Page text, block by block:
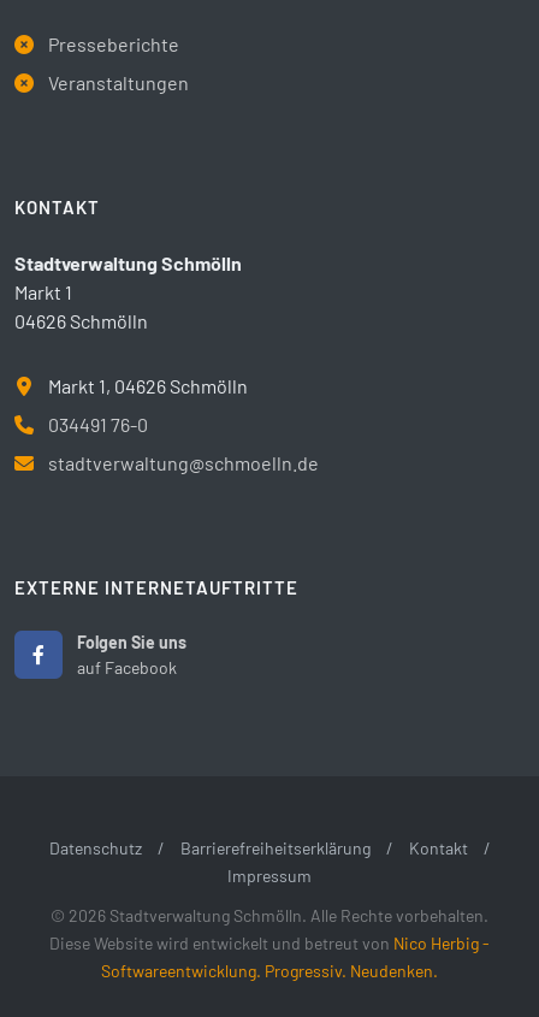
Presseberichte
Veranstaltungen
KONTAKT
Stadtverwaltung Schmölln
Markt 1
04626 Schmölln
Markt 1, 04626 Schmölln
034491 76-0
stadtverwaltung@schmoelln.de
EXTERNE INTERNETAUFTRITTE
Folgen Sie uns
auf Facebook
Datenschutz / Barrierefreiheitserklärung / Kontakt
/
Impressum
© 2026 Stadtverwaltung Schmölln. Alle Rechte vorbehalten.
Diese Website wird entwickelt und betreut von Nico Herbig -
Softwareentwicklung. Progressiv. Neudenken.